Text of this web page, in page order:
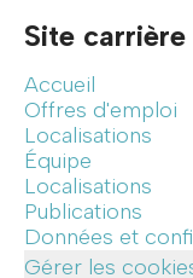
Site carrière
Accueil
Offres d'emploi
Localisations
Équipe
Localisations
Publications
Données et
Gérer les